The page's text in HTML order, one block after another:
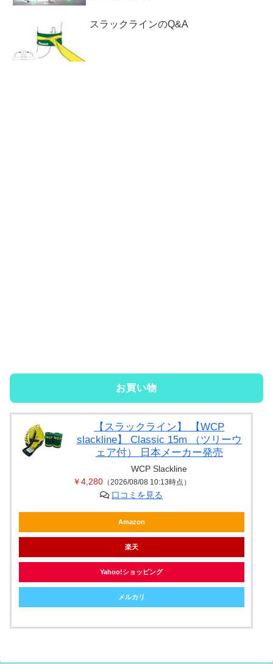
スラックラインのQ&A
お買い物
【スラックライン】 【WCP
slackline】 Classic 15m （ツリーウ
ェア付） 日本メーカー発売
WCP Slackline
￥4,280（2026/08/08 10:13時点）
口コミを見る
Amazon
楽天
Yahoo!ショッピング
メルカリ